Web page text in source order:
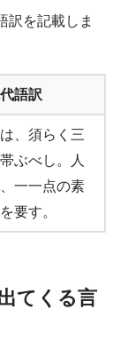
訳を記載しま
語訳
、須らく三
ぶべし。人
一一点の素
要す。
てくる言